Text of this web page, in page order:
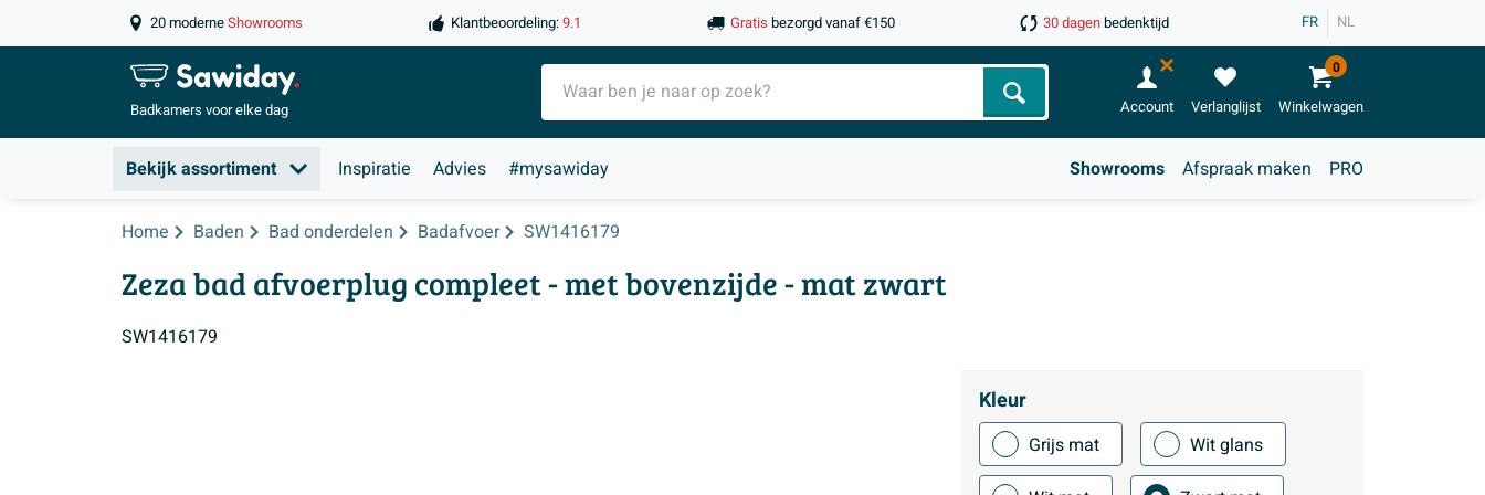
20 moderneShowrooms Klantbeoordeling:9.1 Gratis bezorgd vanaf €150 30 dagenbedenktijd FR NL
Badkamers voor elke dag Zoeken Account Verlanglijst Winkelwagen
0
Bekijk assortiment Inspiratie Advies #mysawiday Showrooms Afspraak maken PRO
Home Baden Bad onderdelen Badafvoer SW1416179
Zeza bad afvoerplug compleet - met bovenzijde - mat zwart
SW1416179
Kleur
Grijs mat
Wit glans